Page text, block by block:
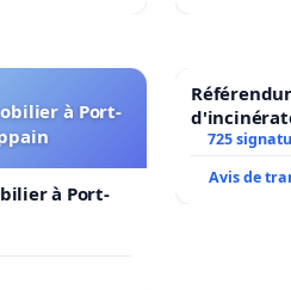
à Port-
à Port-
725
Avis de